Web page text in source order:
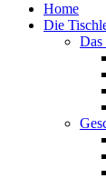
Home
Die
Das